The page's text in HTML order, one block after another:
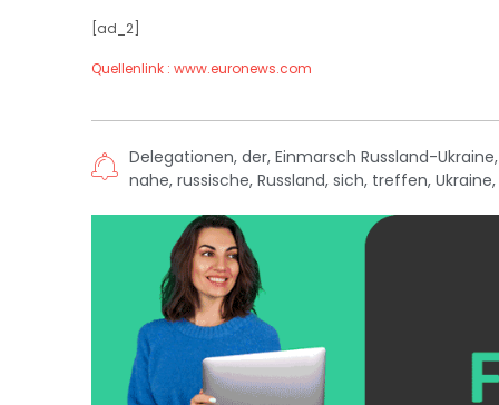
[ad_2]
Quellenlink : www.euronews.com
Delegationen, der, Einmarsch Russland-Ukraine,
nahe, russische, Russland, sich, treffen, Ukraine,